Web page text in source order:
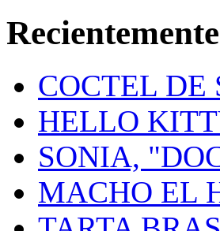
COCTEL DE
HELLO
SONIA,
MACHO EL